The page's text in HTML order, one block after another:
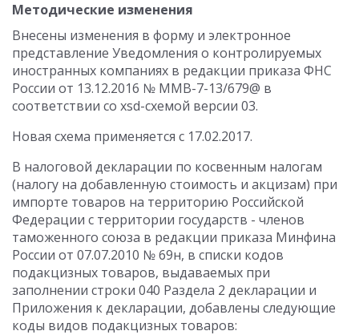
Методические изменения
Внесены изменения в форму и электронное
представление Уведомления о контролируемых
иностранных компаниях в редакции приказа ФНС
России от 13.12.2016 № ММВ-7-13/679@ в
соответствии со xsd-схемой версии 03.
Новая схема применяется с 17.02.2017.
В налоговой декларации по косвенным налогам
(налогу на добавленную стоимость и акцизам) при
импорте товаров на территорию Российской
Федерации с территории государств - членов
таможенного союза в редакции приказа Минфина
России от 07.07.2010 № 69н, в списки кодов
подакцизных товаров, выдаваемых при
заполнении строки 040 Раздела 2 декларации и
Приложения к декларации, добавлены следующие
коды видов подакцизных товаров: